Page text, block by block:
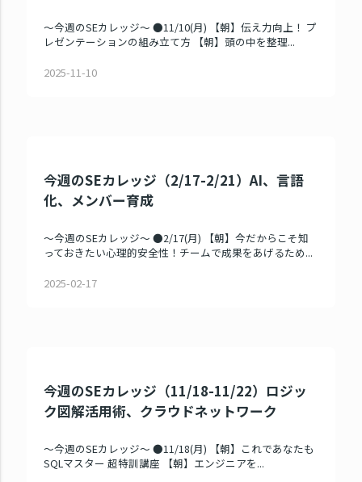
～今週のSEカレッジ～ ●11/10(月) 【朝】伝え力向上！ プ
レゼンテーションの組み立て方 【朝】頭の中を整理...
2025-11-10
今週のSEカレッジ（2/17-2/21）AI、言語
化、メンバー育成
～今週のSEカレッジ～ ●2/17(月) 【朝】今だからこそ知
っておきたい心理的安全性！チームで成果をあげるため...
2025-02-17
今週のSEカレッジ（11/18-11/22）ロジッ
ク図解活用術、クラウドネットワーク
～今週のSEカレッジ～ ●11/18(月) 【朝】これであなたも
SQLマスター 超特訓講座 【朝】エンジニアを...